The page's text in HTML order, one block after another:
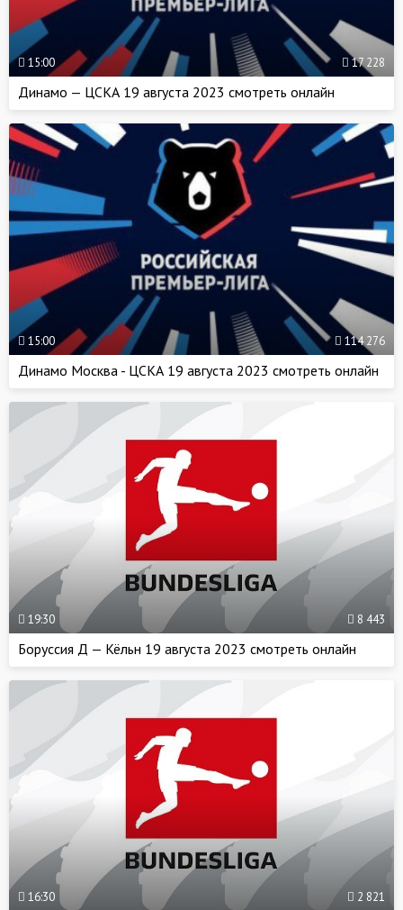
Динамо — ЦСКА 19 августа 2023 смотреть онлайн
17 228
15:00
Динамо Москва - ЦСКА 19 августа 2023 смотреть онлайн
114 276
15:00
Боруссия Д — Кёльн 19 августа 2023 смотреть онлайн
8 443
19:30
2 821
16:30